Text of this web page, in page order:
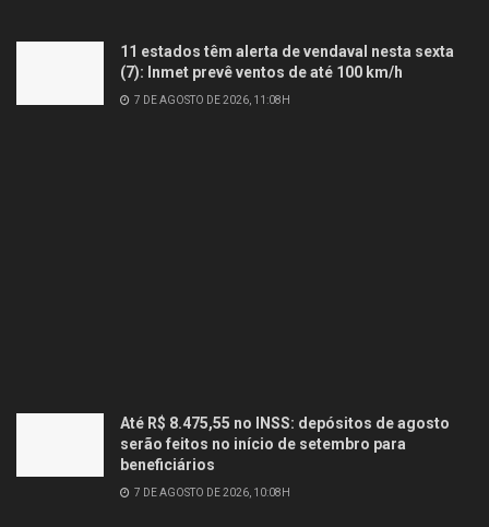
11 estados têm alerta de vendaval nesta sexta
(7): Inmet prevê ventos de até 100 km/h
7 DE AGOSTO DE 2026, 11:08H
Até R$ 8.475,55 no INSS: depósitos de agosto
serão feitos no início de setembro para
beneficiários
7 DE AGOSTO DE 2026, 10:08H